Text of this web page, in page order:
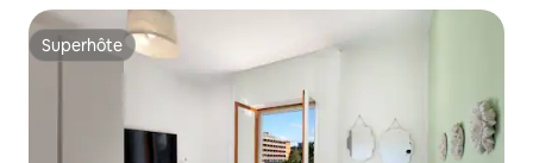
Superhôte
Superhôte